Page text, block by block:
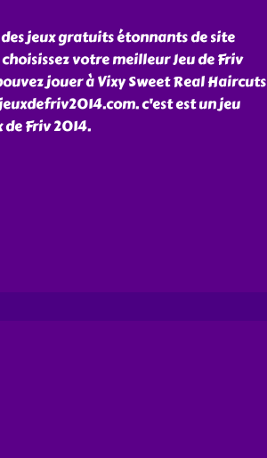
jeux gratuits étonnants de site
votre meilleur Jeu de Friv
jouer à Vixy Sweet Real Haircuts
c'est est un jeu
Friv 2014.